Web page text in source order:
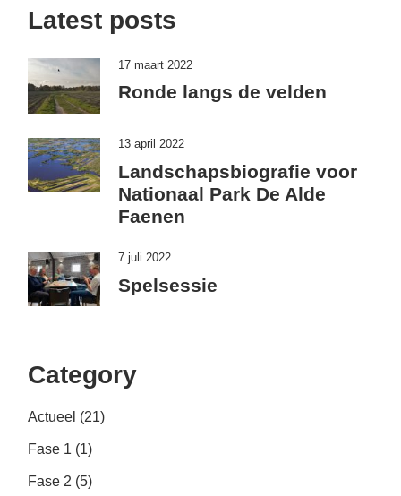
Latest posts
17 maart 2022
Ronde langs de velden
13 april 2022
Landschapsbiografie voor
Nationaal Park De Alde
Faenen
7 juli 2022
Spelsessie
Category
Actueel (21)
Fase 1 (1)
Fase 2 (5)